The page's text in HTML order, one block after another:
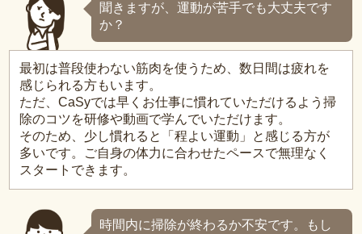
聞きますが、運動が苦手でも大丈夫です
か？
最初は普段使わない筋肉を使うため、数日間は疲れを
感じられる方もいます。
ただ、CaSyでは早くお仕事に慣れていただけるよう掃
除のコツを研修や動画で学んでいただけます。
そのため、少し慣れると「程よい運動」と感じる方が
多いです。ご自身の体力に合わせたペースで無理なく
スタートできます。
時間内に掃除が終わるか不安です。もし